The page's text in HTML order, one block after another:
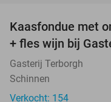
Kaasfondue met
+ fles wijn bij
Gasterij Terborgh
Schinnen
Verkocht: 154